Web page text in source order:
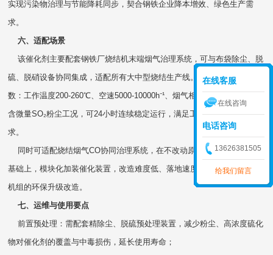
实现污染物治理与节能降耗同步，契合钢铁企业降本增效、绿色生产需
求。
六、适配场景
该催化剂主要配套钢铁厂烧结机末端烟气治理系统，可与布袋除尘、脱
硫、脱硝设备协同集成，适配所有大中型烧结生产线。常规工程运行参
数：工作温度200-260℃、空速5000-10000h⁻¹、烟气相对湿度15%-20%、
含微量SO₂粉尘工况，可24小时连续稳定运行，满足工业常态化生产需
求。
同时可适配烧结烟气CO协同治理系统，在不改动原有主体环保设备的
基础上，模块化加装催化装置，改造难度低、落地速度快，适配新旧烧结
机组的环保升级改造。
七、运维与使用要点
前置预处理：需配套精除尘、脱硫预处理装置，减少粉尘、高浓度硫化
物对催化剂的覆盖与中毒损伤，延长使用寿命；
在线客服
在线咨询
电话咨询
13626381505
给我们留言